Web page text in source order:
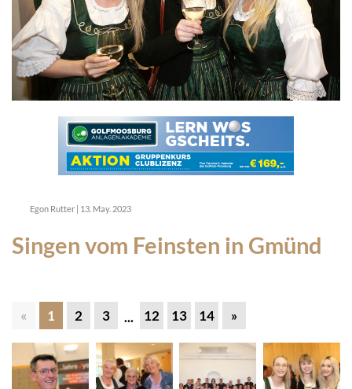
Egon Rutter | 13. May. 2023
Singen vom Feinsten in Gmünd
« 1 2 3 ... 12 13 14 »